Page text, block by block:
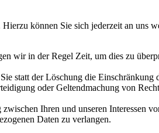
können Sie sich jederzeit an uns
wir in der Regel Zeit, um dies zu
statt der Löschung die Einschränkung
oder Geltendmachung von
Ihren und unseren Interessen
Daten zu verlangen.